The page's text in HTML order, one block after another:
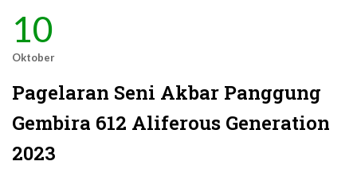
10
Oktober
Pagelaran Seni Akbar Panggung
Gembira 612 Aliferous Generation
2023